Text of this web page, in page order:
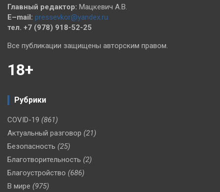
Главный редактор: Мацкевич А.В.
E–mail: pressevkor@yandex.ru
тел. +7 (978) 918-52-25
Все публикации защищены авторским правом.
18+
Рубрики
COVID-19 (861)
Актуальный разговор (21)
Безопасность (25)
Благотворительность (2)
Благоустройство (686)
В мире (975)